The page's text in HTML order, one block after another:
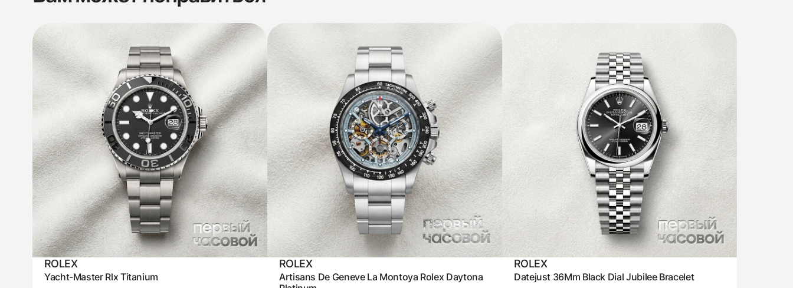
ROLEX
Yacht-Master Rlx Titanium
ROLEX
Artisans De Geneve La Montoya Rolex Daytona
ROLEX
Datejust 36Mm Black Dial Jubilee Bracelet